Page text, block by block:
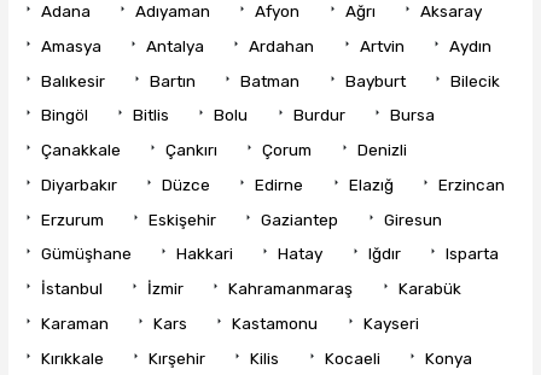
Adana Adıyaman Afyon Ağrı
Aksaray
Amasya
Antalya Ardahan Artvin
Aydın
Balıkesir
Bartın Batman Bayburt
Bilecik
Bingöl
Bitlis Bolu Burdur
Bursa
Çanakkale
Çankırı Çorum
Denizli
Diyarbakır
Düzce Edirne Elazığ
Erzincan
Erzurum
Eskişehir Gaziantep
Giresun
Gümüşhane
Hakkari Hatay Iğdır
Isparta
İstanbul
İzmir Kahramanmaraş
Karabük
Karaman
Kars Kastamonu
Kayseri
Kırıkkale
Kırşehir Kilis Kocaeli
Konya